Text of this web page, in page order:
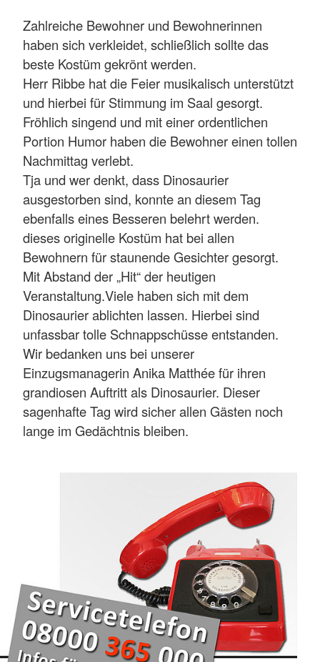
Zahlreiche Bewohner und Bewohnerinnen
haben sich verkleidet, schließlich sollte das
beste Kostüm gekrönt werden.
Herr Ribbe hat die Feier musikalisch unterstützt
und hierbei für Stimmung im Saal gesorgt.
Fröhlich singend und mit einer ordentlichen
Portion Humor haben die Bewohner einen tollen
Nachmittag verlebt.
Tja und wer denkt, dass Dinosaurier
ausgestorben sind, konnte an diesem Tag
ebenfalls eines Besseren belehrt werden.
dieses originelle Kostüm hat bei allen
Bewohnern für staunende Gesichter gesorgt.
Mit Abstand der „Hit“ der heutigen
Veranstaltung.Viele haben sich mit dem
Dinosaurier ablichten lassen. Hierbei sind
unfassbar tolle Schnappschüsse entstanden.
Wir bedanken uns bei unserer
Einzugsmanagerin Anika Matthée für ihren
grandiosen Auftritt als Dinosaurier. Dieser
sagenhafte Tag wird sicher allen Gästen noch
lange im Gedächtnis bleiben.